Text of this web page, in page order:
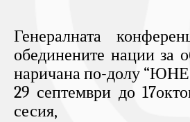
Генералната
обединените нации за
наричана по-долу
29 септември до
сесия,